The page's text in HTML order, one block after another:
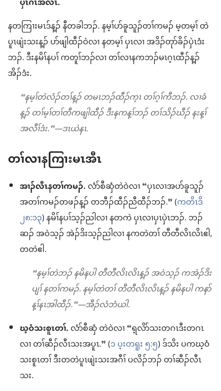
နတကြၢးမၤဒ်န့ၣ် နီတခါဘၣ်. နမ့ၢ်ပာ်ခူသူၣ်တၢ်ကမၣ် မ့တမ့ၢ် တဲ
ပူၤဖျဲးသးန့ၣ် ပာ်ဖျါထီၣ်ဝဲလၢ နတမ့ၢ် ပှၤလၢ အဒိၣ်တုာ်ခိၣ်ပှဲၤဒံး
ဘၣ်. ဒီးနမိၢ်နပၢ် ကတူၢ်ဘၣ်လၢ တၢ်လၢနကဘၣ်မၤဂ့ၤထီၣ်န့ၣ်
အိၣ်ဒံး.
“နမ့ၢ်တဲလံၣ်တၢ်န့ၣ် တမၤဘၣ်ထီၣ်က့ၤ တၢ်ဂ့ၢ်ကီဘၣ်. လၢခံ
န့ၣ် တၢ်မ့ၢ်တၢ်တီကဖျါထီၣ် ဒီးနကန့ၢ်ဘၣ် တၢ်သိၣ်ဃီၣ် နးန့ၢ်
အလီၢ်ဒံး.”—ဒၤယဲနၤ.
တၢ်လၢနကြၢးမၤအီၤ
အၢၣ်လီၤနတၢ်ကမၣ်.လံာ်စီဆှံတဲဝဲလၢ “ပှၤလၢအပာ်ခူသူၣ်
အတၢ်ကမၣ်တဖၣ်န့ၣ် တဘီၣ်ထီၣ်ညီထီၣ်ဘၣ်.” (ကတိၤဒိ
၂၈:၁၃) နမိၢ်နပၢ်သ့ၣ်ညါလၢ နတကဲ ပှၤလၢပှၤပှဲၤဘၣ်. ဘၣ်
ဆၣ် အဝဲသ့ၣ် အဲၣ်ဒိးသ့ၣ်ညါလၢ နကတဲတၢ် တီတီလိၤလိၤဧါ,
တတဲဧါ.
“နမ့ၢ်တဲဘၣ် နမိနပါ တီတီလိၤလိၤန့ၣ် အဝဲသ့ၣ် ကအဲၣ်ဒိး
ပျၢ် နတၢ်ကမၣ်. နမ့ၢ်တဲတၢ် တီတီလိၤလိၤန့ၣ် နမိနပါ ကနာ်
န့ၢ်နၤအါထီၣ်.”—အီၣ်လံဘံယါ.
ဃ့ဝံသးစူၤတၢ်.လံာ်စီဆှံ တဲဝဲလၢ “ရ့လိာ်သးတဂၤဒီးတဂၤ
လၢ တၢ်ဆီၣ်လီၤသးအပူၤ.” (၁ ပ့းတရူး ၅:၅) ဒ်သိး ပကဃ့ဝံ
သးစူၤတၢ် ဒီးတတဲပူၤဖျဲးသးအဂီၢ် ပလိၣ်ဘၣ် တၢ်ဆီၣ်လီၤ
သး.